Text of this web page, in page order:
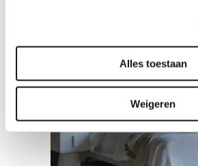
Alles toestaan
Weigeren
Slaapkamer